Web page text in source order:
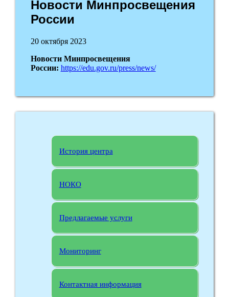
Новости Минпросвещения
России
20 октября 2023
Новости Минпросвещения
России: https://edu.gov.ru/press/news/
История центра
НОКО
Предлагаемые услуги
Мониторинг
Контактная информация